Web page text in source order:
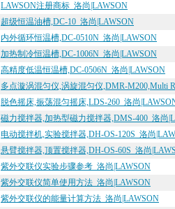
LAWSON注册商标_洛尚|LAWSON
超级恒温油槽,DC-10_洛尚|LAWSON
内外循环恒温槽,DC-0510N_洛尚|LAWSON
加热制冷恒温槽,DC-1006N_洛尚|LAWSON
高精度低温恒温槽,DC-0506N_洛尚|LAWSON
多点漩涡混匀仪,涡旋混匀仪,DMR-M200,Multi
脱色摇床,振荡混匀摇床,LDS-260_洛尚
磁力搅拌器,加热型磁力搅拌器,DMS-400_洛尚
电动搅拌机,实验搅拌器,DH-OS-120S_洛尚
悬臂搅拌器,顶置搅拌器,DH-OS-60S_洛尚
紫外交联仪实验步骤参考_洛尚|LAWSON
紫外交联仪简单使用方法_洛尚|LAWSON
紫外交联仪的能量计算方法_洛尚|LAWSON